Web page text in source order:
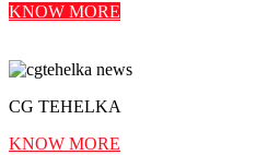
KNOW MORE
CG TEHELKA
KNOW MORE